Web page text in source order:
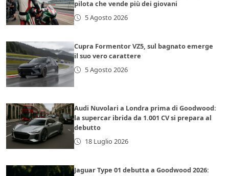
pilota che vende più dei giovani
5 Agosto 2026
Cupra Formentor VZ5, sul bagnato emerge
il suo vero carattere
5 Agosto 2026
Audi Nuvolari a Londra prima di Goodwood:
la supercar ibrida da 1.001 CV si prepara al
debutto
18 Luglio 2026
Jaguar Type 01 debutta a Goodwood 2026: